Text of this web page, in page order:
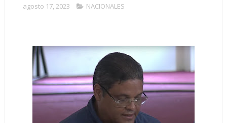
agosto 17, 2023 NACIONALES